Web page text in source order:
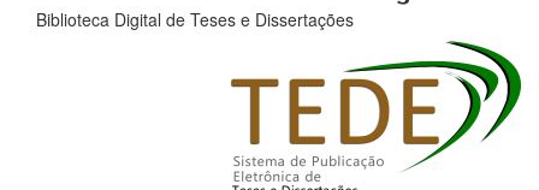
Biblioteca Digital de Teses e Dissertações